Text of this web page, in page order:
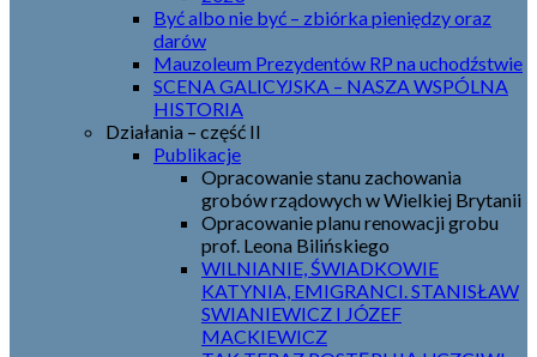
Być albo nie być – zbiórka pieniędzy oraz
darów
Mauzoleum Prezydentów RP na uchodźstwie
SCENA GALICYJSKA – NASZA WSPÓLNA
HISTORIA
Działania – część II
Publikacje
Opracowanie stanu zachowania
grobów rządowych w Wielkiej Brytanii
Opracowanie planu renowacji grobu
prof. Leona Bilińskiego
WILNIANIE, ŚWIADKOWIE
KATYNIA, EMIGRANCI. STANISŁAW
SWIANIEWICZ I JÓZEF
MACKIEWICZ